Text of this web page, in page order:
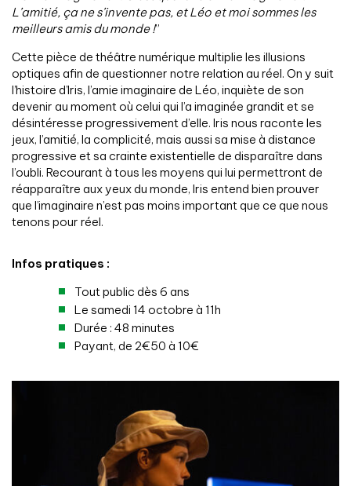
L’amitié, ça ne s’invente pas, et Léo et moi sommes les
meilleurs amis du monde !”
Cette pièce de théâtre numérique multiplie les illusions
optiques afin de questionner notre relation au réel. On y suit
l’histoire d’Iris, l’amie imaginaire de Léo, inquiète de son
devenir au moment où celui qui l’a imaginée grandit et se
désintéresse progressivement d’elle. Iris nous raconte les
jeux, l’amitié, la complicité, mais aussi sa mise à distance
progressive et sa crainte existentielle de disparaître dans
l’oubli. Recourant à tous les moyens qui lui permettront de
réapparaître aux yeux du monde, Iris entend bien prouver
que l’imaginaire n’est pas moins important que ce que nous
tenons pour réel.
Infos pratiques :
Tout public dès 6 ans
Le samedi 14 octobre à 11h
Durée : 48 minutes
Payant, de 2€50 à 10€